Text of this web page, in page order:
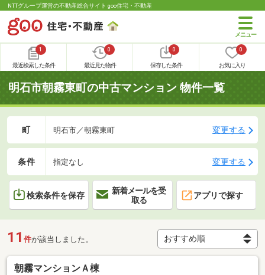
NTTグループ運営の不動産総合サイト goo住宅・不動産
1
最近検索した条件
0
最近見た物件
0
保存した条件
0
お気に入り
明石市朝霧東町の中古マンション 物件一覧
町 明石市／朝霧東町 変更する
条件 指定なし 変更する
検索条件を保存
新着メールを受
取る
アプリで探す
11 件が該当しました。
朝霧マンションＡ棟